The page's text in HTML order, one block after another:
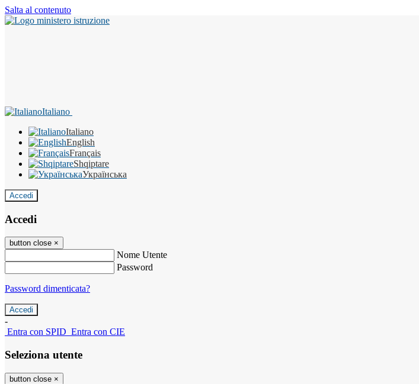
Salta al contenuto
Italiano
Italiano
English
Français
Shqiptare
Українська
Accedi
Accedi
button close ×
Nome Utente
Password
Password dimenticata?
-
Entra con SPID Entra con CIE
Seleziona utente
button close ×